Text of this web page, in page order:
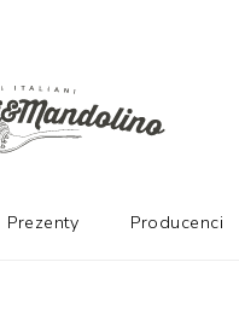
Prezenty Producenci